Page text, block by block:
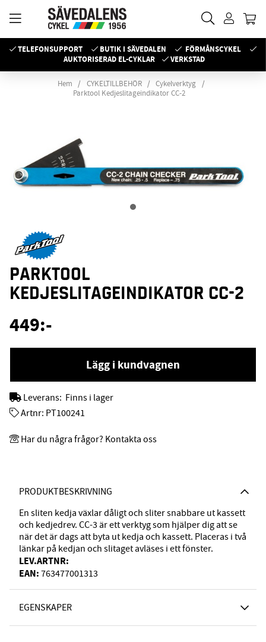
TELEFONSUPPORT BUTIK I SÄVEDALEN
FÖRMÅNSCYKEL
AUKTORISERAD EL-CYKLAR
VERKSTAD
Hem CYKELTILLBEHÖR
Cykelverktyg
Parktool Kedjeslitageindikator CC-2
PRODUKTBESKRIVNING
En sliten kedja växlar dåligt och sliter snabbare ut kassett
och kedjedrev. CC-3 är ett verktyg som hjälper dig att se
när det är dags att byta ut kedja och kassett. Placeras i två
länkar på kedjan och slitaget avläses i ett fönster.
LEV.ARTNR:
EAN: 763477001313
EGENSKAPER
PARKTOOL
KEDJESLITAGEINDIKATOR CC-2
449:-
Lägg i kundvagnen
Leverans: Finns i lager
Artnr: PT100241
Har du några frågor? Kontakta oss